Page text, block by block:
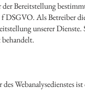
Bereitstellung
Als Betreiber
unserer
Webanalysedienstes